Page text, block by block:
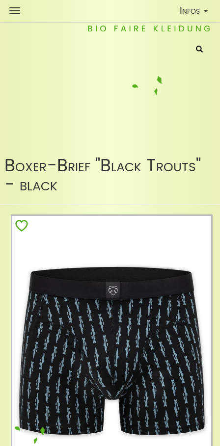
Toggle
Infos
Boxer-Brief "Black Trouts"
- black